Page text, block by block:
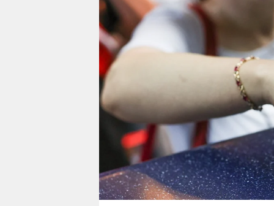
verlag
verlag
veranstaltungen
fragen & hilfe
unterstützen
genossenschaft